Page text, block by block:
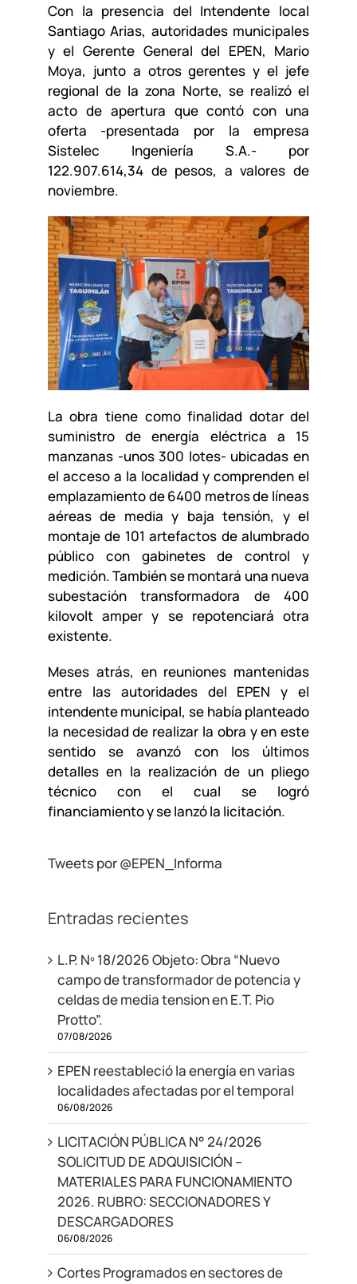
Con la presencia del Intendente local
Santiago Arias, autoridades municipales
y el Gerente General del EPEN, Mario
Moya, junto a otros gerentes y el jefe
regional de la zona Norte, se realizó el
acto de apertura que contó con una
oferta -presentada por la empresa
Sistelec Ingeniería S.A.- por
122.907.614,34 de pesos, a valores de
noviembre.
La obra tiene como finalidad dotar del
suministro de energía eléctrica a 15
manzanas -unos 300 lotes- ubicadas en
el acceso a la localidad y comprenden el
emplazamiento de 6400 metros de líneas
aéreas de media y baja tensión, y el
montaje de 101 artefactos de alumbrado
público con gabinetes de control y
medición. También se montará una nueva
subestación transformadora de 400
kilovolt amper y se repotenciará otra
existente.
Meses atrás, en reuniones mantenidas
entre las autoridades del EPEN y el
intendente municipal, se había planteado
la necesidad de realizar la obra y en este
sentido se avanzó con los últimos
detalles en la realización de un pliego
técnico con el cual se logró
financiamiento y se lanzó la licitación.
Tweets por @EPEN_Informa
Entradas recientes
L.P. Nº 18/2026 Objeto: Obra “Nuevo
campo de transformador de potencia y
celdas de media tension en E.T. Pio
Protto”.
07/08/2026
EPEN reestableció la energía en varias
localidades afectadas por el temporal
06/08/2026
LICITACIÓN PÚBLICA N° 24/2026
SOLICITUD DE ADQUISICIÓN –
MATERIALES PARA FUNCIONAMIENTO
2026. RUBRO: SECCIONADORES Y
DESCARGADORES
06/08/2026
Cortes Programados en sectores de